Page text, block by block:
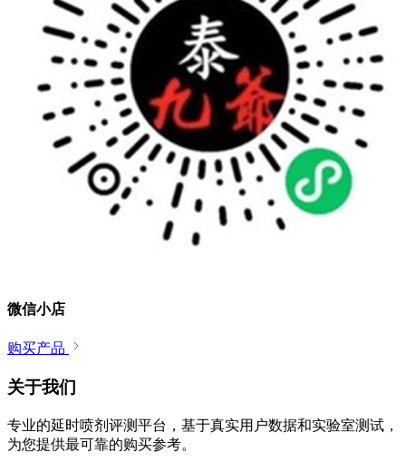
微信小店
购买产品
关于我们
专业的延时喷剂评测平台，基于真实用户数据和实验室测试，
为您提供最可靠的购买参考。